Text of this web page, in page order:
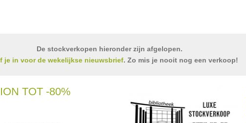
De stockverkopen hieronder zijn afgelopen.
je in voor de wekelijkse nieuwsbrief. Zo mis je nooit nog een verkoop!
TOT -80%